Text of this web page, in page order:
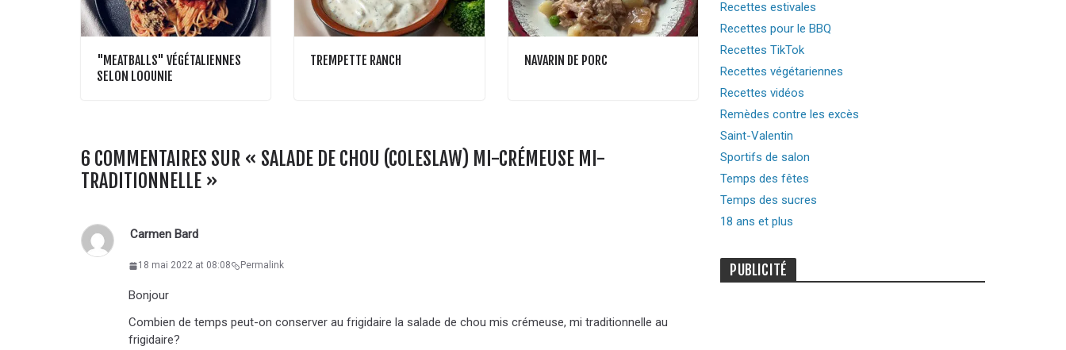
"MEATBALLS" VÉGÉTALIENNES
SELON LOOUNIE
TREMPETTE RANCH NAVARIN DE PORC
6 COMMENTAIRES SUR « SALADE DE CHOU (COLESLAW) MI-CRÉMEUSE MI-
TRADITIONNELLE »
Carmen Bard
18 mai 2022 at 08:08 Permalink
Bonjour
Combien de temps peut-on conserver au frigidaire la salade de chou mis crémeuse, mi traditionnelle au
frigidaire?
Recettes estivales
Recettes pour le BBQ
Recettes TikTok
Recettes végétariennes
Recettes vidéos
Remèdes contre les excès
Saint-Valentin
Sportifs de salon
Temps des fêtes
Temps des sucres
18 ans et plus
PUBLICITÉ